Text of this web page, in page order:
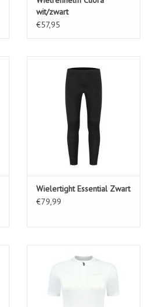
wit/zwart
€57,95
Wielertight Essential Zwart
€79,99